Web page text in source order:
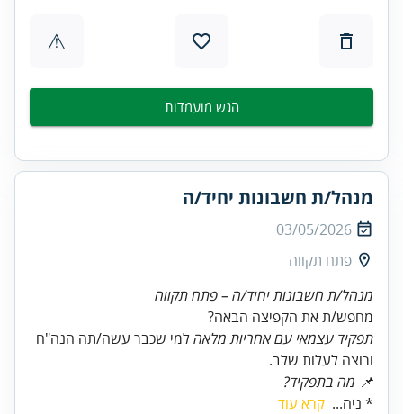
⚠
הגש מועמדות
מנהל/ת חשבונות יחיד/ה
03/05/2026
פתח תקווה
מנהל/ת חשבונות יחיד/ה – פתח תקווה
מחפש/ת את הקפיצה הבאה?
תפקיד עצמאי עם אחריות מלאהלמי שכבר עשה/תה הנה"ח
ורוצה לעלות שלב.
📌 מה בתפקיד?
* ניה... קרא עוד